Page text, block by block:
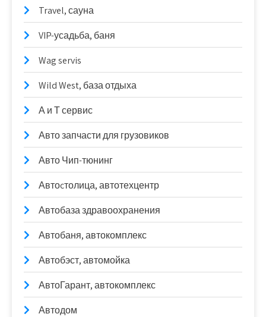
Travel, сауна
VIP-усадьба, баня
Wag servis
Wild West, база отдыха
А и Т сервис
Авто запчасти для грузовиков
Авто Чип-тюнинг
Автоcтолица, автотехцентр
Автобаза здравоохранения
Автобаня, автокомплекс
Автобэст, автомойка
АвтоГарант, автокомплекс
Автодом